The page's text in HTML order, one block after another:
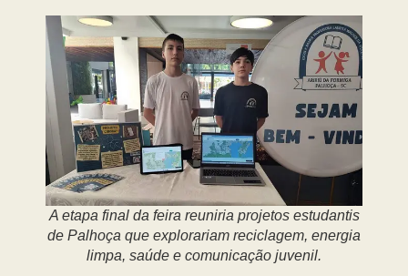
A etapa final da feira reuniria projetos estudantis
de Palhoça que explorariam reciclagem, energia
limpa, saúde e comunicação juvenil.